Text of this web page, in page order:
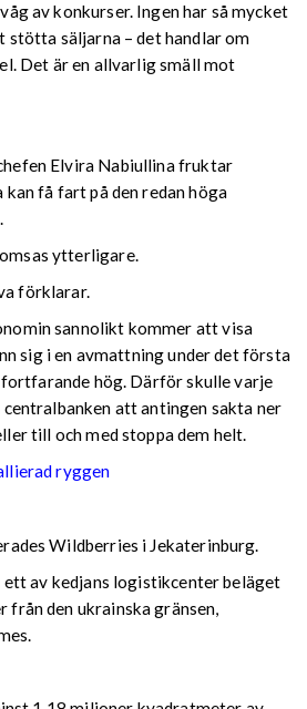
av konkurser. Ingen har så mycket
stötta säljarna – det handlar om
Det är en allvarlig smäll mot
Elvira Nabiullina fruktar
få fart på den redan höga
ytterligare.
förklarar.
sannolikt kommer att visa
sig i en avmattning under det första
hög. Därför skulle varje
att antingen sakta ner
till och med stoppa dem helt.
ryggen
Wildberries i Jekaterinburg.
av kedjans logistikcenter beläget
den ukrainska gränsen,